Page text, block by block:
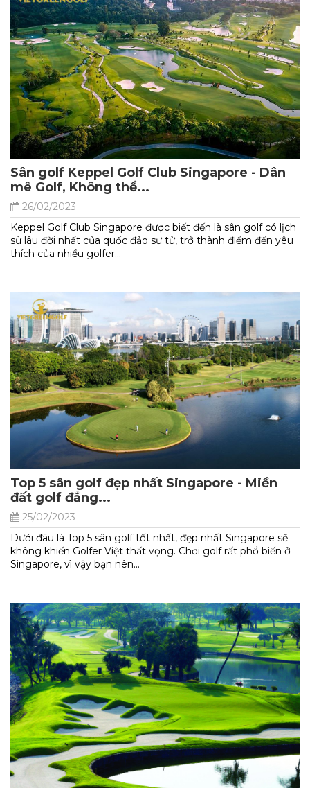
Sân golf Keppel Golf Club Singapore - Dân
mê Golf, Không thể...
26/02/2023
Keppel Golf Club Singapore được biết đến là sân golf có lịch
sử lâu đời nhất của quốc đảo sư tử, trở thành điểm đến yêu
thích của nhiều golfer...
Top 5 sân golf đẹp nhất Singapore - Miền
đất golf đẳng...
25/02/2023
Dưới đâu là Top 5 sân golf tốt nhất, đẹp nhất Singapore sẽ
không khiến Golfer Việt thất vọng. Chơi golf rất phổ biến ở
Singapore, vì vậy bạn nên...